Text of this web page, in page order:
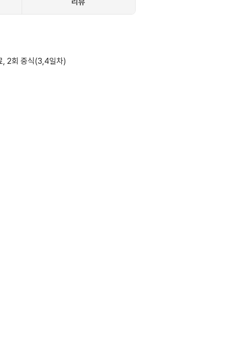
리뷰
, 2회 중식(3,4일차)